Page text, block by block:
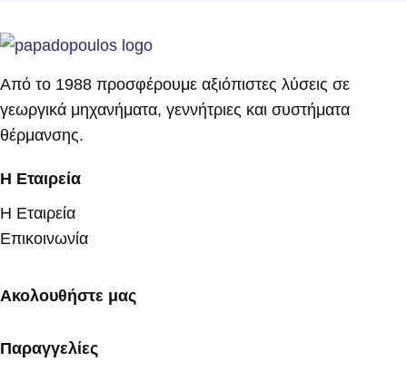
Από το 1988 προσφέρουμε αξιόπιστες λύσεις σε
γεωργικά μηχανήματα, γεννήτριες και συστήματα
θέρμανσης.
Η Εταιρεία
Η Εταιρεία
Επικοινωνία
Ακολουθήστε μας
Παραγγελίες